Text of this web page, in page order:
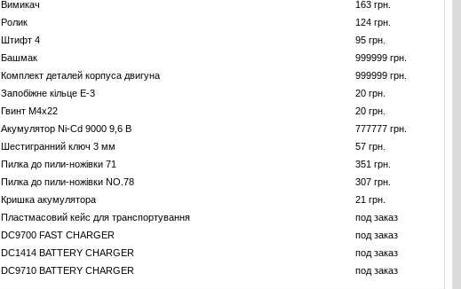
Вимикач
163 грн.
Ролик
124 грн.
Штифт 4
95 грн.
Башмак
999999 грн.
Комплект деталей корпуса двигуна
999999 грн.
Запобіжне кільце E-3
20 грн.
Гвинт M4x22
20 грн.
Акумулятор Ni-Cd 9000 9,6 В
777777 грн.
Шестигранний ключ 3 мм
57 грн.
Пилка до пили-ножiвки 71
351 грн.
Пилка до пили-ножiвки NO.78
307 грн.
Кришка акумулятора
21 грн.
Пластмасовий кейс для транспортування
под заказ
DC9700 FAST CHARGER
под заказ
DC1414 BATTERY CHARGER
под заказ
DC9710 BATTERY CHARGER под заказ